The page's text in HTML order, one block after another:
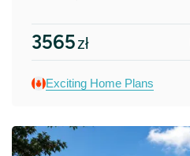
3565zł
Exciting Home Plans